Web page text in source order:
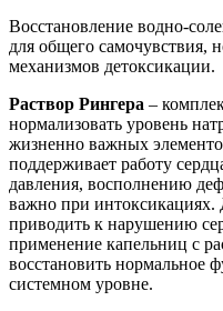
Восстановление водно-
для общего самочувствия,
механизмов детоксикации.
Раствор Рингера –
нормализовать уровень
жизненно важных
поддерживает работу
давления, восполнению
важно при
приводить к нарушению
применение капельниц с
восстановить нормальное
системном уровне.